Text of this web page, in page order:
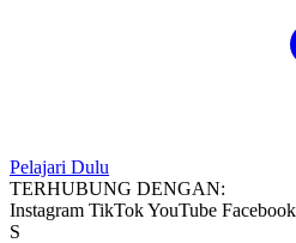
Pelajari Dulu
TERHUBUNG DENGAN:
Instagram TikTokYouTube Facebook
S